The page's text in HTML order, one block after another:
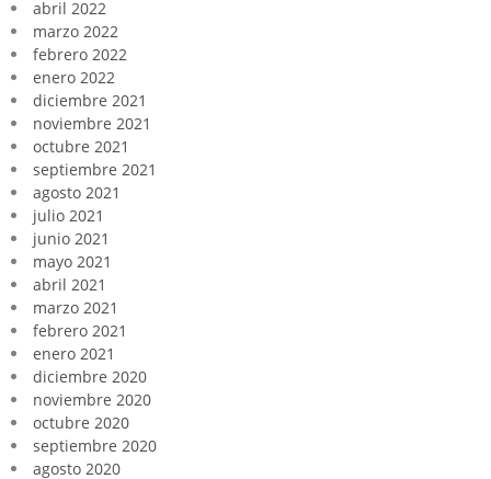
abril 2022
marzo 2022
febrero 2022
enero 2022
diciembre 2021
noviembre 2021
octubre 2021
septiembre 2021
agosto 2021
julio 2021
junio 2021
mayo 2021
abril 2021
marzo 2021
febrero 2021
enero 2021
diciembre 2020
noviembre 2020
octubre 2020
septiembre 2020
agosto 2020